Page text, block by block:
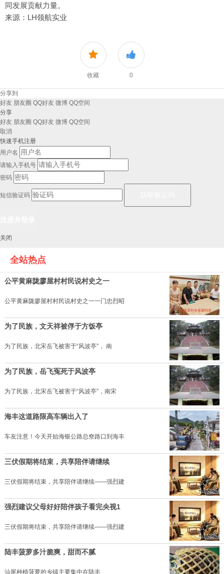
同发展贡献力量。
来源：LH领航实业
收藏 0
分享到
好友 朋友圈 QQ好友 微博 QQ空间
分享
好友 朋友圈 QQ好友 微博 QQ空间
取消
快速手机注册
用户名
请输入手机号
密码
短信验证码
关闭
全站热点
公平黄麻陇廖屋村村民说村史之一
公平黄麻陇廖屋村村民说村史之一一门忠烈昭
为了民族，文天祥被俘于方饭亭
为了民族，北宋岳飞被害于“风波亭”， 南
为了民族，岳飞冤死于风波亭
为了民族，北宋岳飞被害于“风波亭”，南宋
海丰这道路限高车辆出入了
车友注意！今天开始海银公路总尞路口到海丰
三伏假期将结束，共享陪伴请继续
三伏假期将结束，共享陪伴请继续——强烈建
强烈建议父母好好陪伴孩子看完央视1
三伏假期将结束，共享陪伴请继续——强烈建
陆丰菠萝多汁脆爽，甜而不腻
汕尾种植菠萝的乡镇主要集中在陆丰